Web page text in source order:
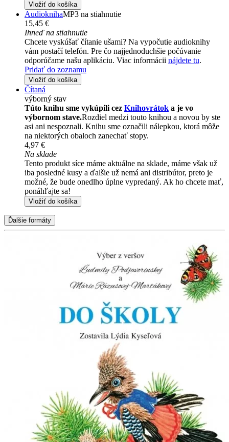
Vložiť do košíka
AudioknihaMP3 na stiahnutie
15,45 €
Ihneď na stiahnutie
Chcete vyskúšať čítanie ušami? Na vypočutie audioknihy
vám postačí telefón. Pre čo najjednoduchšie počúvanie
odporúčame našu aplikáciu. Viac informácii nájdete tu.
Pridať do zoznamu
Vložiť do košíka
Čítaná
výborný stav
Túto knihu sme vykúpili cez Knihovrátok a je vo
výbornom stave.Rozdiel medzi touto knihou a novou by ste
asi ani nespoznali. Knihu sme označili nálepkou, ktorá môže
na niektorých obaloch zanechať stopy.
4,97 €
Na sklade
Tento produkt síce máme aktuálne na sklade, máme však už
iba posledné kusy a ďalšie už nemá ani distribútor, preto je
možné, že bude onedlho úplne vypredaný. Ak ho chcete mať,
ponáhľajte sa!
Vložiť do košíka
Ďalšie formáty